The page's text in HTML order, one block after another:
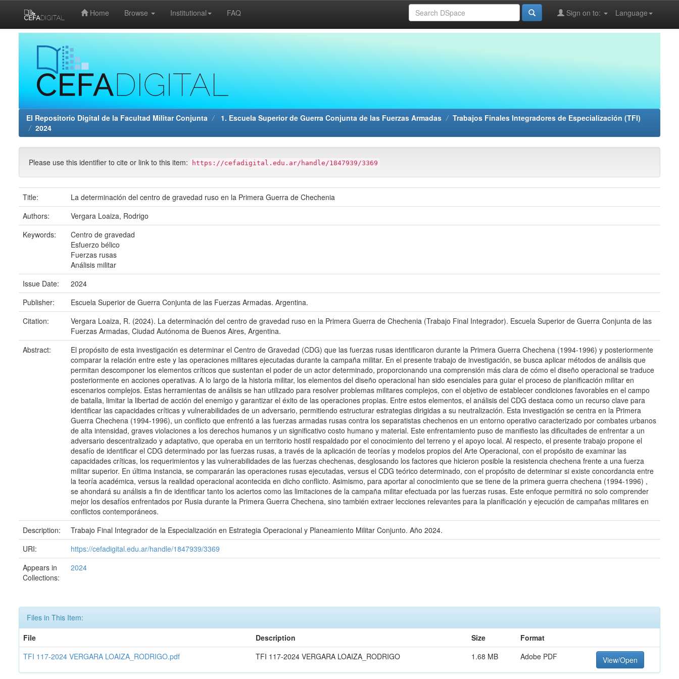
Home Browse Institutional FAQ Language
Sign on to:
El Repositorio Digital de la Facultad Militar Conjunta 1. Escuela Superior de Guerra Conjunta de las Fuerzas Armadas
Trabajos Finales Integradores de Especialización (TFI)
2024
Please use this identifier to cite or link to this item: https://cefadigital.edu.ar/handle/1847939/3369
Title:
La determinación del centro de gravedad ruso en la Primera Guerra de Chechenia
Authors:
Vergara Loaiza, Rodrigo
Keywords:
Centro de gravedad
Esfuerzo bélico
Fuerzas rusas
Análisis militar
Issue Date:
2024
Publisher:
Escuela Superior de Guerra Conjunta de las Fuerzas Armadas. Argentina.
Citation:
Vergara Loaiza, R. (2024). La determinación del centro de gravedad ruso en la Primera Guerra de Chechenia (Trabajo Final Integrador). Escuela Superior de Guerra Conjunta de las
Fuerzas Armadas, Ciudad Autónoma de Buenos Aires, Argentina.
Abstract:
El propósito de esta investigación es determinar el Centro de Gravedad (CDG) que las fuerzas rusas identificaron durante la Primera Guerra Chechena (1994-1996) y posteriormente
comparar la relación entre este y las operaciones militares ejecutadas durante la campaña militar. En el presente trabajo de investigación, se busca aplicar métodos de análisis que
permitan descomponer los elementos críticos que sustentan el poder de un actor determinado, proporcionando una comprensión más clara de cómo el diseño operacional se traduce
posteriormente en acciones operativas. A lo largo de la historia militar, los elementos del diseño operacional han sido esenciales para guiar el proceso de planificación militar en
escenarios complejos. Estas herramientas de análisis se han utilizado para resolver problemas militares complejos, con el objetivo de establecer condiciones favorables en el campo
de batalla, limitar la libertad de acción del enemigo y garantizar el éxito de las operaciones propias. Entre estos elementos, el análisis del CDG destaca como un recurso clave para
identificar las capacidades críticas y vulnerabilidades de un adversario, permitiendo estructurar estrategias dirigidas a su neutralización. Esta investigación se centra en la Primera
Guerra Chechena (1994-1996), un conflicto que enfrentó a las fuerzas armadas rusas contra los separatistas chechenos en un entorno operativo caracterizado por combates urbanos
de alta intensidad, graves violaciones a los derechos humanos y un significativo costo humano y material. Este enfrentamiento puso de manifiesto las dificultades de enfrentar a un
adversario descentralizado y adaptativo, que operaba en un territorio hostil respaldado por el conocimiento del terreno y el apoyo local. Al respecto, el presente trabajo propone el
desafío de identificar el CDG determinado por las fuerzas rusas, a través de la aplicación de teorías y modelos propios del Arte Operacional, con el propósito de examinar las
capacidades críticas, los requerimientos y las vulnerabilidades de las fuerzas chechenas, desglosando los factores que hicieron posible la resistencia chechena frente a una fuerza
militar superior. En última instancia, se compararán las operaciones rusas ejecutadas, versus el CDG teórico determinado, con el propósito de determinar si existe concordancia entre
la teoría académica, versus la realidad operacional acontecida en dicho conflicto. Asimismo, para aportar al conocimiento que se tiene de la primera guerra chechena (1994-1996) ,
se ahondará su análisis a fin de identificar tanto los aciertos como las limitaciones de la campaña militar efectuada por las fuerzas rusas. Este enfoque permitirá no solo comprender
mejor los desafíos enfrentados por Rusia durante la Primera Guerra Chechena, sino también extraer lecciones relevantes para la planificación y ejecución de campañas militares en
conflictos contemporáneos.
Description:
Trabajo Final Integrador de la Especialización en Estrategia Operacional y Planeamiento Militar Conjunto. Año 2024.
URI:
https://cefadigital.edu.ar/handle/1847939/3369
Appears in
Collections:
2024
Files in This Item:
File
Description Size
Format
TFI 117-2024 VERGARA LOAIZA_RODRIGO.pdf
TFI 117-2024 VERGARA LOAIZA_RODRIGO 1.68 MB Adobe PDF View/Open